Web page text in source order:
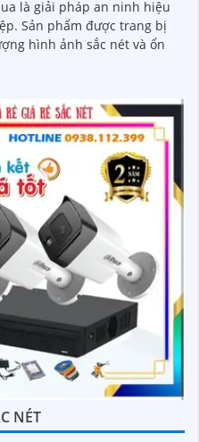
là giải pháp an ninh hiệu
bị
hình ảnh sắc nét và ổn
NÉT